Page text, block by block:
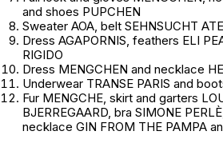
and shoes PUPCHEN
Sweater AOA, belt SEHNSUCHT
Dress AGAPORNIS, feathers ELI
RIGIDO
Dress MENGCHEN and necklace
Underwear TRANSE PARIS and
Fur MENGCHE, skirt and garters
BJERREGAARD, bra SIMONE
necklace GIN FROM THE PAMPA